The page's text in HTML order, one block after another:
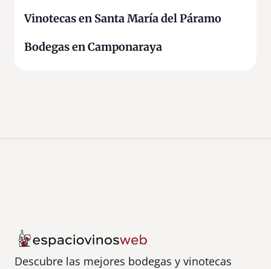
Vinotecas en Santa María del Páramo
Bodegas en Camponaraya
Descubre las mejores bodegas y vinotecas